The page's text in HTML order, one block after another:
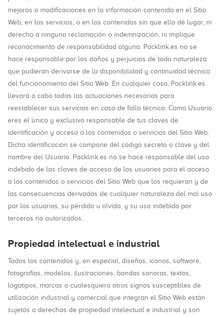
mejoras o modificaciones en la información contenida en el Sitio
Web, en los servicios, o en los contenidos sin que ello dé lugar, ni
derecho a ninguna reclamación o indemnización, ni implique
reconocimiento de responsabilidad alguna. Packlink.es no se
hace responsable por los daños y perjuicios de toda naturaleza
que pudieran derivarse de la disponibilidad y continuidad técnica
del funcionamiento del Sitio Web. En cualquier caso, Packlink.es
llevará a cabo todas las actuaciones necesarias para
reestablecer sus servicios en caso de fallo técnico. Como Usuario
eres el único y exclusivo responsable de tus claves de
identificación y acceso a los contenidos o servicios del Sitio Web.
Dicha identificación se compone del código secreto o clave y del
nombre del Usuario. Packlink.es no se hace responsable del uso
indebido de las claves de acceso de los usuarios para el acceso
a los contenidos o servicios del Sitio Web que los requieran y de
las consecuencias derivadas de cualquier naturaleza del mal uso
por los usuarios, su pérdida u olvido, y su uso indebido por
terceros no autorizados.
Propiedad intelectual e industrial
Todos los contenidos y, en especial, diseños, iconos, software,
fotografías, modelos, ilustraciones, bandas sonoras, textos,
logotipos, marcas o cualesquiera otros signos susceptibles de
utilización industrial y comercial que integran el Sitio Web están
sujetos a derechos de propiedad intelectual e industrial y son